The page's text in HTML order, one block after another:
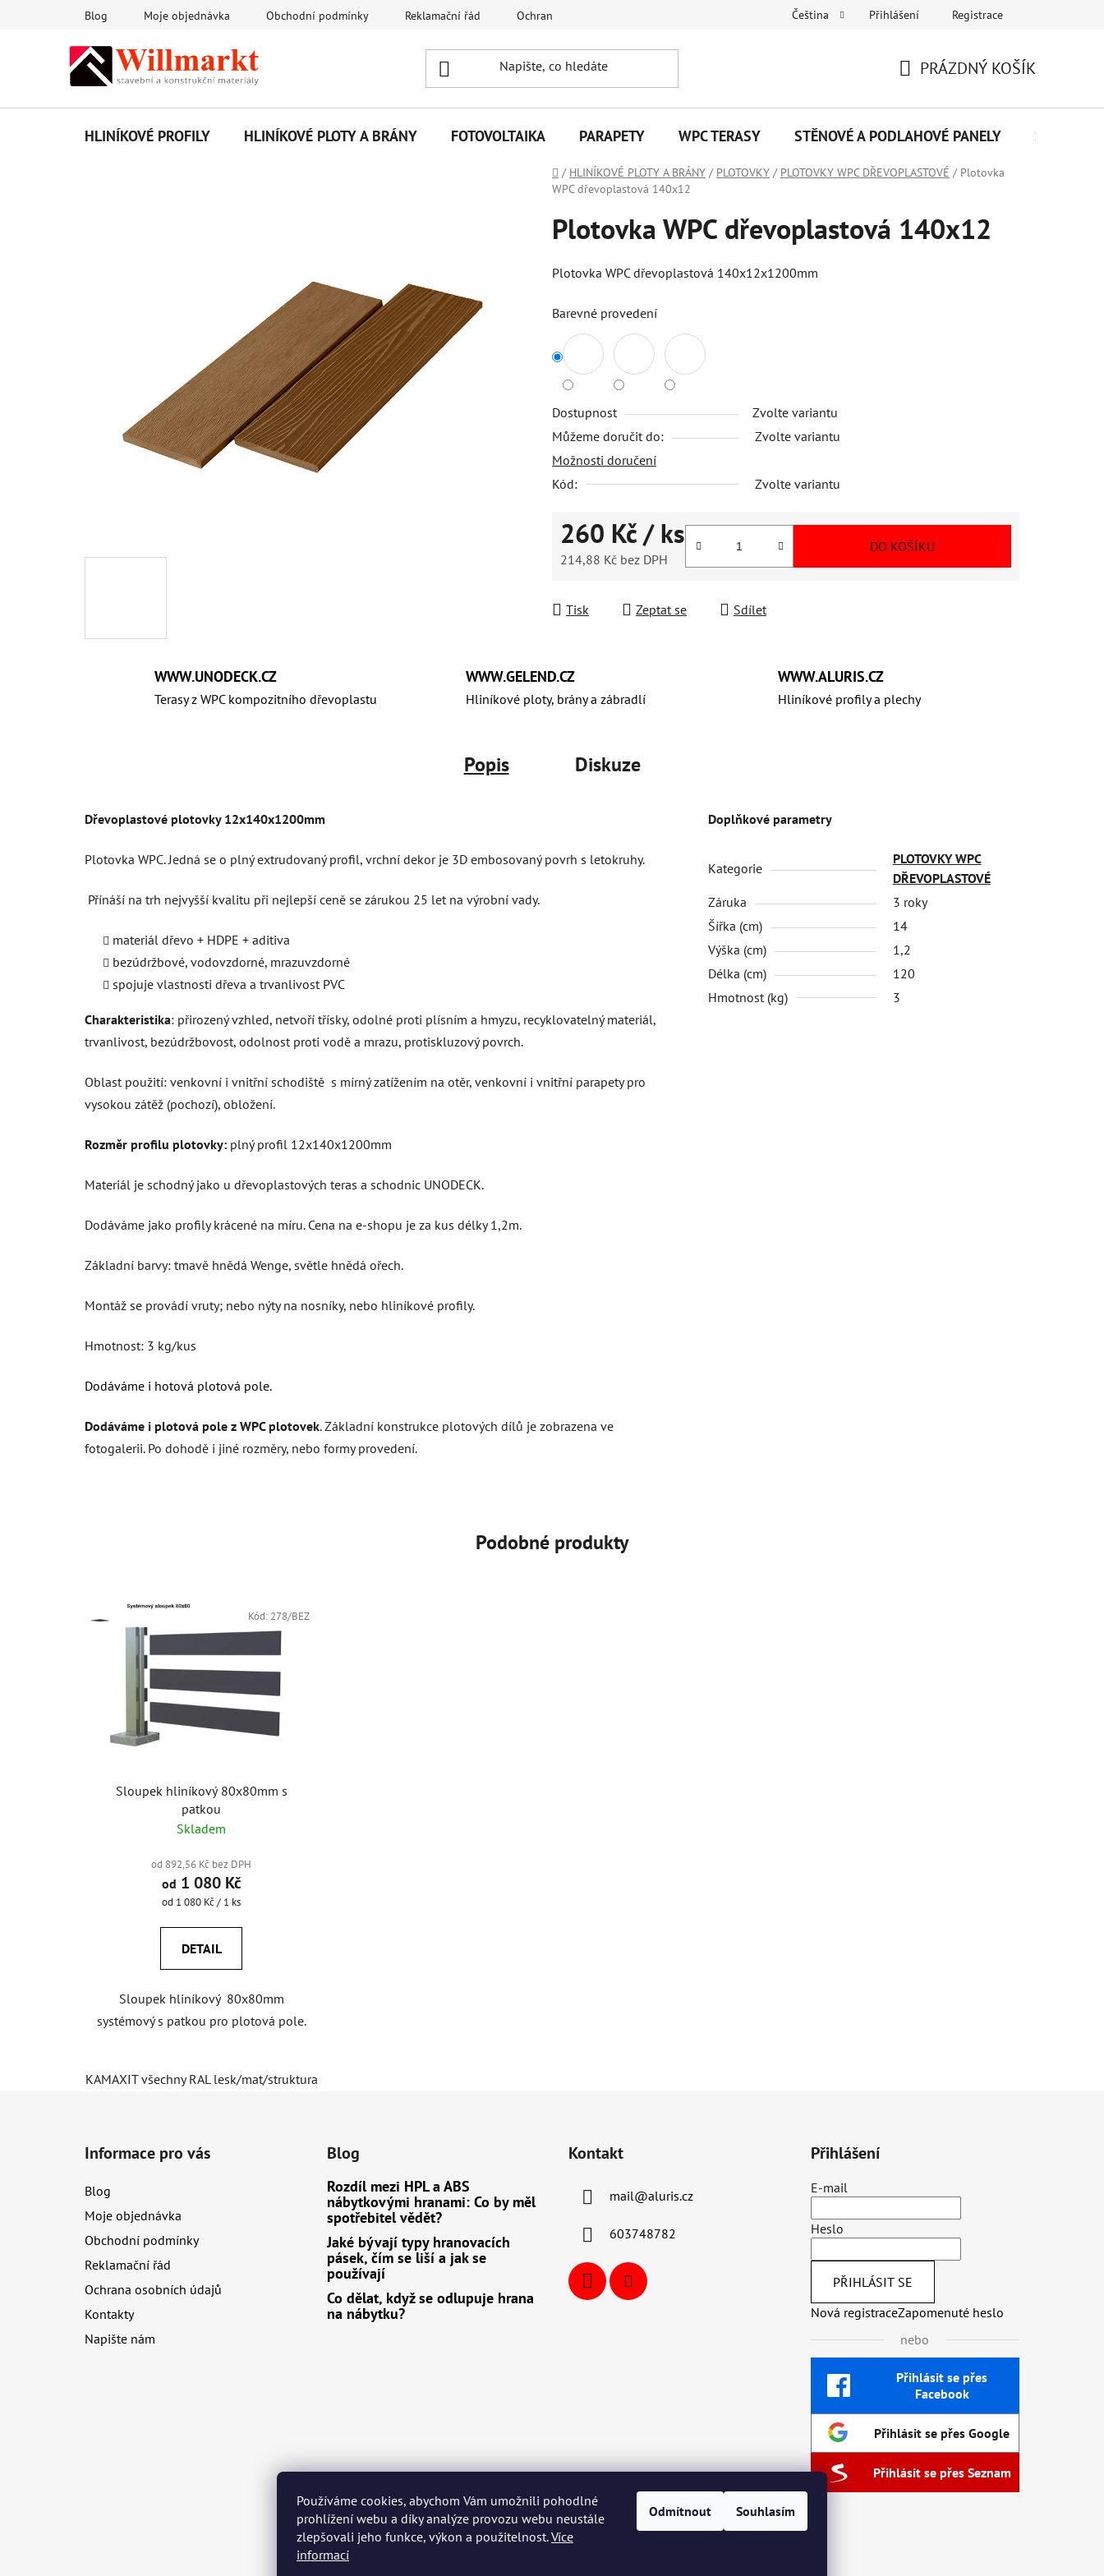
Používáme cookies, abychom Vám umožnili pohodlné
prohlížení webu a díky analýze provozu webu neustále
zlepšovali jeho funkce, výkon a použitelnost.Více
informací
Odmítnout Souhlasím
Blog Moje objednávka Obchodní podmínky Reklamační řád Ochrana osobních údajů Napište nám
Čeština Přihlášení Registrace
KOŠÍK
PRÁZDNÝ KOŠÍK
HLINÍKOVÉ PROFILY HLINÍKOVÉ PLOTY A BRÁNY FOTOVOLTAIKA PARAPETY WPC TERASY STĚNOVÉ A PODLAHOVÉ PANELY
Domů
/ HLINÍKOVÉ PLOTY A BRÁNY / PLOTOVKY / PLOTOVKY WPC DŘEVOPLASTOVÉ / Plotovka
WPC dřevoplastová 140x12
Plotovka WPC dřevoplastová 140x12
Plotovka WPC dřevoplastová 140x12x1200mm
Barevné provedení
Dostupnost
Zvolte variantu
Můžeme doručit do:
Zvolte variantu
Možnosti doručení
Kód:
Zvolte variantu
260 Kč/ ks
214,88 Kč bez DPH
DO KOŠÍKU
Tisk Zeptat se Sdílet
WWW.UNODECK.CZ
Terasy z WPC kompozitního dřevoplastu
WWW.GELEND.CZ
Hliníkové ploty, brány a zábradlí
WWW.ALURIS.CZ
Hliníkové profily a plechy
Popis Diskuze
Dřevoplastové plotovky 12x140x1200mm
Plotovka WPC. Jedná se o plný extrudovaný profil, vrchní dekor je 3D embosovaný povrh s letokruhy.
Přínáší na trh nejvyšší kvalitu při nejlepší ceně se zárukou 25 let na výrobní vady.
materiál dřevo + HDPE + aditiva
bezúdržbové, vodovzdorné, mrazuvzdorné
spojuje vlastnosti dřeva a trvanlivost PVC
Charakteristika: přirozený vzhled, netvoří třísky, odolné proti plísním a hmyzu, recyklovatelný materiál,
trvanlivost, bezúdržbovost, odolnost proti vodě a mrazu, protiskluzový povrch.
Oblast použití: venkovní i vnitřní schodiště s mírný zatížením na otěr, venkovní i vnitřní parapety pro
vysokou zátěž (pochozí), obložení.
Rozměr profilu plotovky: plný profil 12x140x1200mm
Materiál je schodný jako u dřevoplastových teras a schodnic UNODECK.
Dodáváme jako profily krácené na míru. Cena na e-shopu je za kus délky 1,2m.
Základní barvy: tmavě hnědá Wenge, světle hnědá ořech.
Montáž se provádí vruty; nebo nýty na nosníky, nebo hliníkové profily.
Hmotnost: 3 kg/kus
Dodáváme i hotová plotová pole.
Dodáváme i plotová pole z WPC plotovek. Základní konstrukce plotových dílů je zobrazena ve
fotogalerii. Po dohodě i jiné rozměry, nebo formy provedení.
Doplňkové parametry
Kategorie
PLOTOVKY WPC
DŘEVOPLASTOVÉ
Záruka
3 roky
Šířka (cm)
14
Výška (cm)
1,2
Délka (cm)
120
Hmotnost (kg)
3
Podobné produkty
Sloupek hliníkový 80x80mm s
patkou
Skladem
od 892,56 Kč bez DPH
od 1 080 Kč
Měrná
od 1 080 Kč / 1 ks
DETAIL
Sloupek hliníkový 80x80mm
systémový s patkou pro plotová pole.
KAMAXIT všechny RAL lesk/mat/struktura
Kód: 278/BEZ
Informace pro vás
Blog
Moje objednávka
Obchodní podmínky
Reklamační řád
Ochrana osobních údajů
Kontakty
Napište nám
Blog
Rozdíl mezi HPL a ABS
nábytkovými hranami: Co by měl
spotřebitel vědět?
Jaké bývají typy hranovacích
pásek, čím se liší a jak se
používají
Co dělat, když se odlupuje hrana
na nábytku?
Kontakt
mail@aluris.cz
603748782
Přihlášení
E-mail
Heslo
PŘIHLÁSIT SE
Nová registraceZapomenuté heslo
nebo
Přihlásit se přes
Facebook
Přihlásit se přes Google
Přihlásit se přes Seznam